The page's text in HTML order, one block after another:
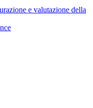
e valutazione della